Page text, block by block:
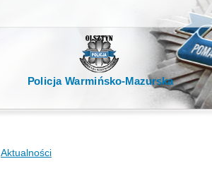
Policja Warmińsko-Mazurska
Aktualności